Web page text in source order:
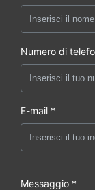
Numero di
E-mail *
Messaggio *